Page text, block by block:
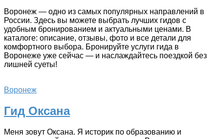
Воронеж — одно из самых популярных направлений в
России. Здесь вы можете выбрать лучших гидов с
удобным бронированием и актуальными ценами. В
каталоге: описание, отзывы, фото и все детали для
комфортного выбора. Бронируйте услуги гида в
Воронеже уже сейчас — и наслаждайтесь поездкой без
лишней суеты!
Воронеж
Гид Оксана
Меня зовут Оксана. Я историк по образованию и